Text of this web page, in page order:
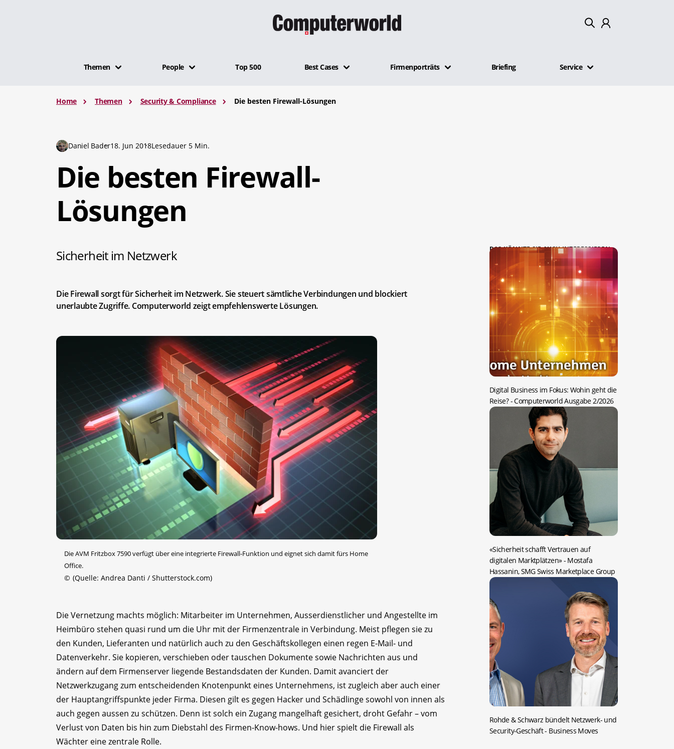
Themen People Top 500 Best Cases Firmenporträts Briefing Service
Home Themen Security & Compliance Die besten Firewall-Lösungen
Daniel Bader18. Jun 2018Lesedauer 5 Min.
Die besten Firewall-
Lösungen
Sicherheit im Netzwerk
Die Firewall sorgt für Sicherheit im Netzwerk. Sie steuert sämtliche Verbindungen und blockiert
unerlaubte Zugriffe. Computerworld zeigt empfehlenswerte Lösungen.
Die AVM Fritzbox 7590 verfügt über eine integrierte Firewall-Funktion und eignet sich damit fürs Home
Office.
© (Quelle: Andrea Danti / Shutterstock.com)
Die Vernetzung machts möglich: Mitarbeiter im Unternehmen, Ausserdienstlicher und Angestellte im
Heimbüro stehen quasi rund um die Uhr mit der Firmenzentrale in Verbindung. Meist pflegen sie zu
den Kunden, Lieferanten und natürlich auch zu den Geschäftskollegen einen regen E-Mail- und
Datenverkehr. Sie kopieren, verschieben oder tauschen Dokumente sowie Nachrichten aus und
ändern auf dem Firmenserver liegende Bestandsdaten der Kunden. Damit avanciert der
Netzwerkzugang zum entscheidenden Knotenpunkt eines Unternehmens, ist zugleich aber auch einer
der Hauptangriffspunkte jeder Firma. Diesen gilt es gegen Hacker und Schädlinge sowohl von innen als
auch gegen aussen zu schützen. Denn ist solch ein Zugang mangelhaft gesichert, droht Gefahr – vom
Verlust von Daten bis hin zum Diebstahl des Firmen-Know-hows. Und hier spielt die Firewall als
Wächter eine zentrale Rolle.
DAS KÖNNTE SIE AUCH INTERESSIEREN:
Digital Business im Fokus: Wohin geht die
Reise?- Computerworld Ausgabe 2/2026
«Sicherheit schafft Vertrauen auf
digitalen Marktplätzen»- Mostafa
Hassanin, SMG Swiss Marketplace Group
Rohde & Schwarz bündelt Netzwerk- und
Security-Geschäft- Business Moves